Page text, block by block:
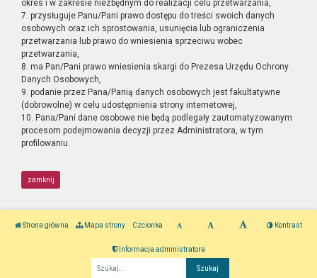
okres i w zakresie niezbędnym do realizacji celu przetwarzania,
7. przysługuje Panu/Pani prawo dostępu do treści swoich danych
osobowych oraz ich sprostowania, usunięcia lub ograniczenia
przetwarzania lub prawo do wniesienia sprzeciwu wobec
przetwarzania,
8. ma Pan/Pani prawo wniesienia skargi do Prezesa Urzędu Ochrony
Danych Osobowych,
9. podanie przez Pana/Panią danych osobowych jest fakultatywne
(dobrowolne) w celu udostępnienia strony internetowej,
10. Pana/Pani dane osobowe nie będą podlegały zautomatyzowanym
procesom podejmowania decyzji przez Administratora, w tym
profilowaniu.
zamknij
Strona główna Mapa strony Czcionka Kontrast
Informacja administratora